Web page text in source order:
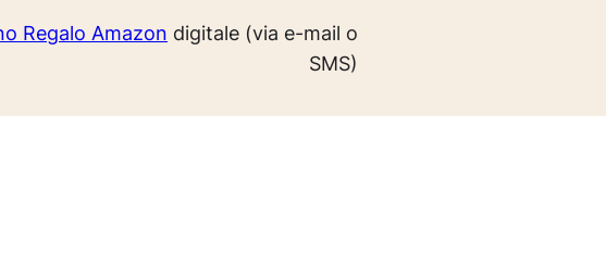
Regalo Amazon digitale (via e-mail o
SMS)